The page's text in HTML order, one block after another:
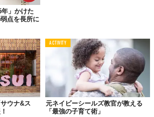
分けて環境を変える、ということは、今回の
たことだと言います。
眠不休を続けると睡眠障害のような病気に
き続けられるのか、などのメカニズムを研
」かけた
点を長所に
ウナ&ス
ACTIVITY
元ネイビーシールズ教官が教える
「最強の子育て術」